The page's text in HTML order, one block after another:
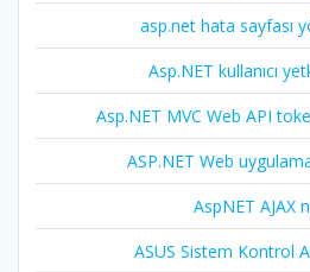
asp.net hata sayfası
Asp.NET kullanıcı
Asp.NET MVC Web API
ASP.NET Web
AspNET AJAX
ASUS Sistem Kontrol